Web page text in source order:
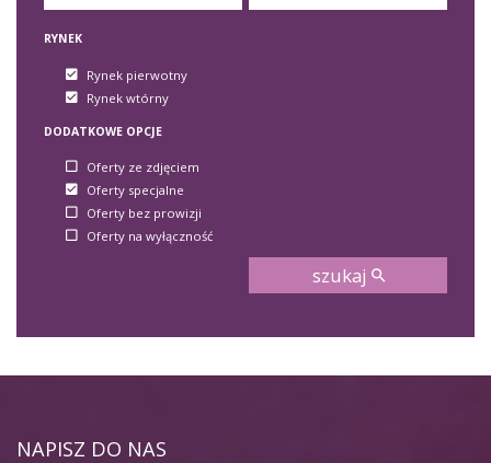
RYNEK
Rynek pierwotny
Rynek wtórny
DODATKOWE OPCJE
Oferty ze zdjęciem
Oferty specjalne
Oferty bez prowizji
Oferty na wyłączność
szukaj
NAPISZ DO NAS